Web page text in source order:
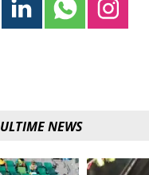
ULTIME NEWS